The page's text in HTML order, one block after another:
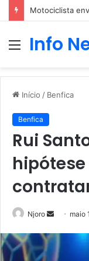
Motociclista
Menu
Info
Início / Benfica
Benfica
Rui
Njoro
Mande
mail
maio